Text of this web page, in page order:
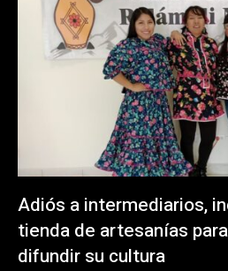
Adiós a intermediarios,
tienda de artesanías
difundir su cultura